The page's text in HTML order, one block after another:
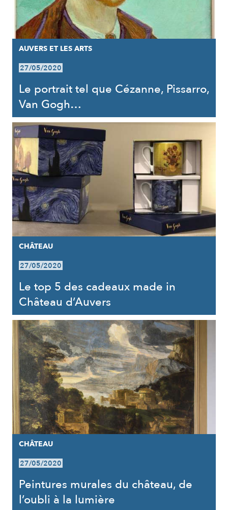
AUVERS ET LES ARTS
27/05/2020
Le portrait tel que Cézanne, Pissarro,
Van Gogh…
CHÂTEAU
27/05/2020
Le top 5 des cadeaux made in
Château d’Auvers
CHÂTEAU
27/05/2020
Peintures murales du château, de
l’oubli à la lumière